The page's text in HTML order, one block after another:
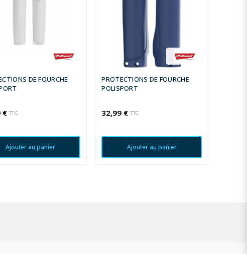
DE FOURCHE
€ TTC
Ajouter au panier
PROTECTIONS DE FOURCHE
POLISPORT
32,99 € TTC
Ajouter au panier